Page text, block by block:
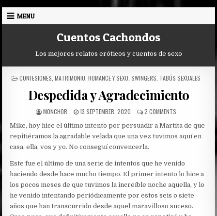
Skip
MENU
Cuentos Cachondos
Los mejores relatos eróticos y cuentos de sexo
POSTED
CONFESIONES MATRIMONIO ROMANCE Y SEXO SWINGERS TABÚS SEXUALES
Despedida y Agradecimiento
AUTHOR:
MONCHOR
PUBLISHED
13 SEPTEMBER, 2020 2 COMMENTS
Y
AGRADECIMIENTO
Mike, hoy hice el último intento por persuadir a Martita de que
repitiéramos la agradable velada que una vez tuvimos aquí en
casa, ella, vos y yo. No conseguí convencerla.
Este fue el último de una serie de intentos que he venido
haciendo desde hace mucho tiempo. El primer intento lo hice a
los pocos meses de que tuvimos la increíble noche aquella, y lo
he venido intentando periódicamente por estos seis o siete
años que han transcurrido desde aquel maravilloso suceso.